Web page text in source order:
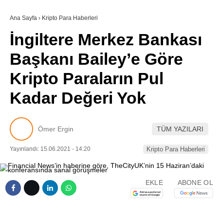
Youtube
TikTok
SÖZLÜK
Ana Sayfa › Kripto Para Haberleri
İngiltere Merkez Bankası
Başkanı Bailey’e Göre
Kripto Paraların Pul
Kadar Değeri Yok
Ömer Ergin TÜM YAZILARI
Yayınlandı: 15.06.2021 - 14:20 Kripto Para Haberleri
EKLE ABONE OL